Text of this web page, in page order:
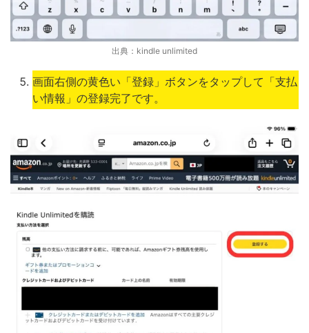
出典：kindle unlimited
画面右側の黄色い「登録」ボタンをタップして「支払
い情報」の登録完了です。